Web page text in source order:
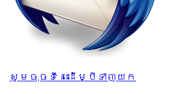
សូមចុចទីនេះដើម្បីទាញយក